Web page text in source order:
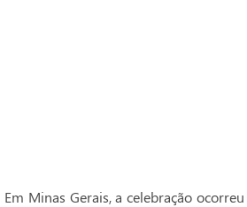
Em Minas Gerais, a celebração